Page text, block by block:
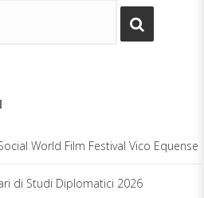
World Film Festival Vico Equense
di Studi Diplomatici 2026